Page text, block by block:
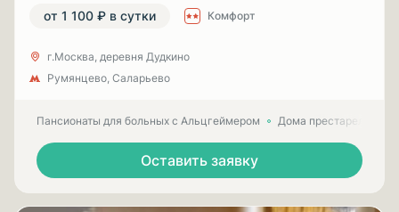
от 1 100 ₽ в сутки Комфорт
г.Москва, деревня Дудкино
Румянцево, Саларьево
Пансионаты для больных с Альцгеймером Дома престарелых
Оставить заявку